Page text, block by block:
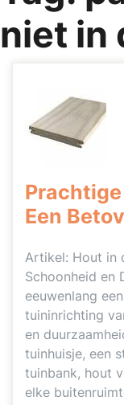
niet in
Een
Artikel: Hout in
Schoonheid en
eeuwenlang
tuininrichting
en
tuinhuisje, een
tuinbank, hout
elke